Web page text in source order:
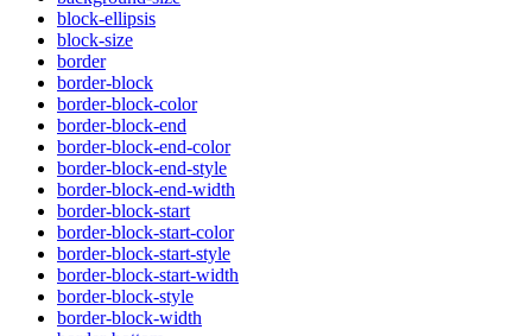
block-ellipsis
block-size
border
border-block
border-block-color
border-block-end
border-block-end-color
border-block-end-style
border-block-end-width
border-block-start
border-block-start-color
border-block-start-style
border-block-start-width
border-block-style
border-block-width